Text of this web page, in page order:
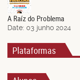
Jun.
A Raíz do Problema
Date: 03 junho 2024
Plataformas